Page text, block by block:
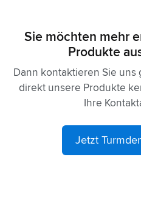
Sie möchten mehr
Produkte
Dann kontaktieren Sie
direkt unsere Produkte
Ihre
Jetzt